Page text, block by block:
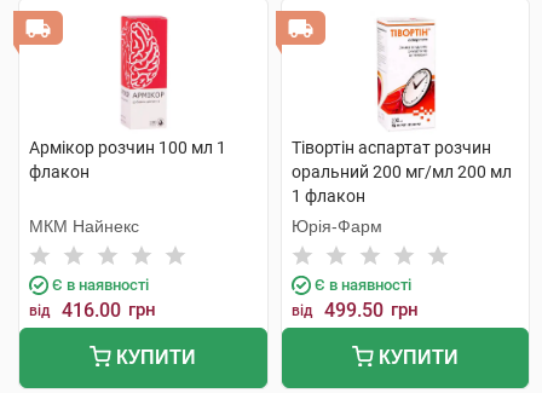
Армікор розчин 100 мл 1
флакон
МКМ Найнекс
Є в наявності
від 416.00 грн
КУПИТИ
Тівортін аспартат розчин
оральний 200 мг/мл 200 мл
1 флакон
Юрія-Фарм
Є в наявності
від 499.50 грн
КУПИТИ